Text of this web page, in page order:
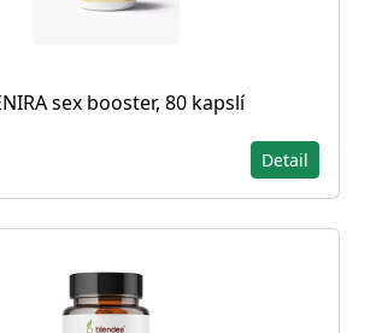
sex booster, 80 kapslí
Detail